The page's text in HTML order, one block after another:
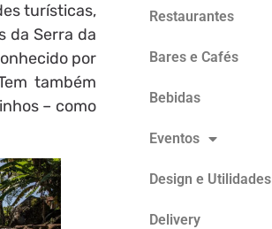
turísticas,
da Serra da
por
também
– como
Restaurantes
Bares e Cafés
Bebidas
Eventos
Design e Utilidades
Delivery